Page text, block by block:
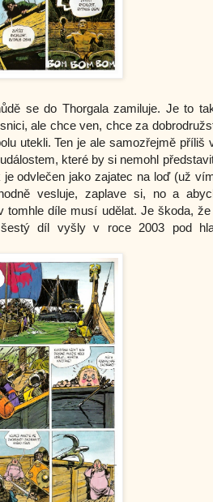
se do Thorgala zamiluje. Je to
ale chce ven, chce za
utekli. Ten je ale samozřejmě příliš
které by si nemohl
odvlečen jako zajatec na loď (už
vesluje, zaplave si, no a
tomhle díle musí udělat. Je škoda,
díl vyšly v roce 2003 pod